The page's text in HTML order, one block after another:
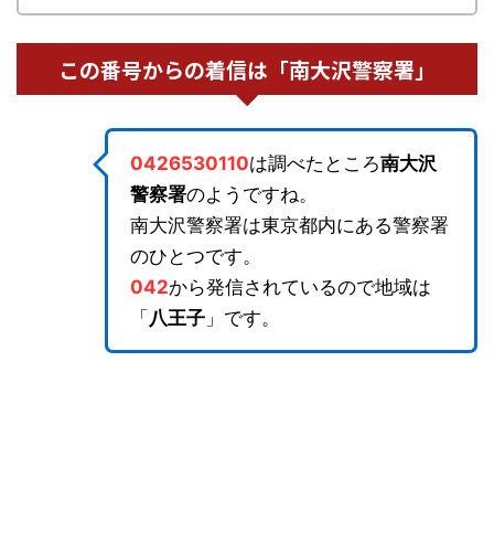
この番号からの着信は「南大沢警察署」
0426530110は調べたところ南大沢
警察署のようですね。
南大沢警察署は東京都内にある警察署
のひとつです。
042から発信されているので地域は
「 八王子 」です。